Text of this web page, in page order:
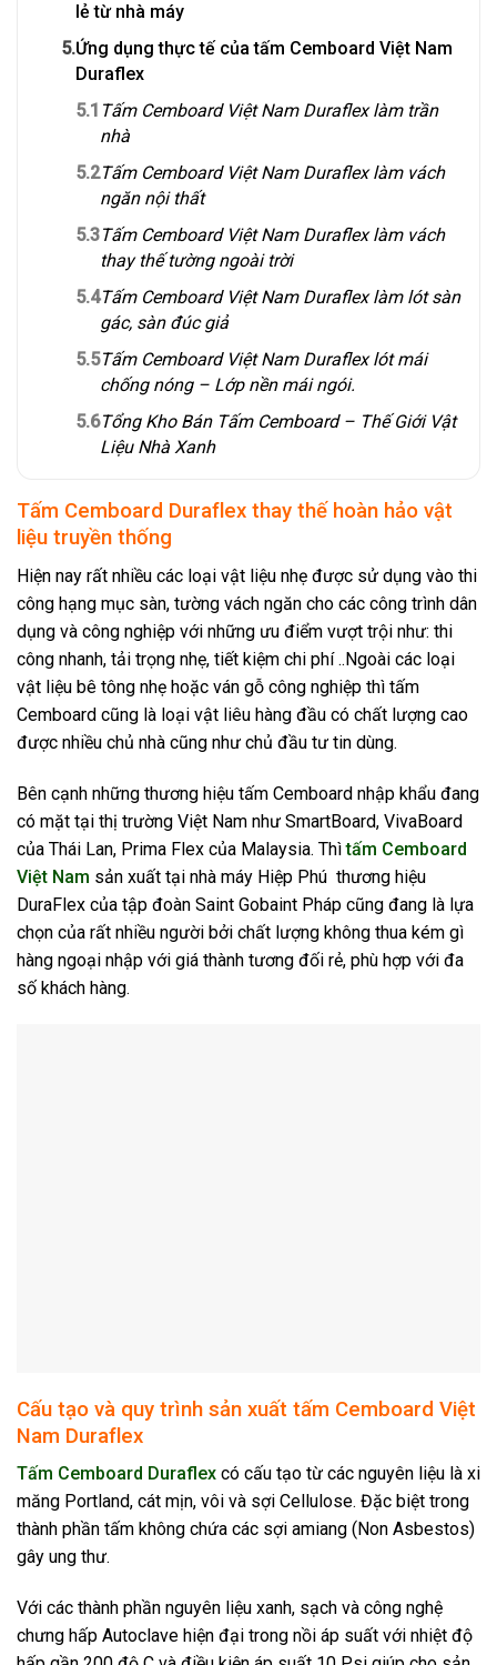
lẻ từ nhà máy
5.Ứng dụng thực tế của tấm Cemboard Việt Nam
Duraflex
5.1 Tấm Cemboard Việt Nam Duraflex làm trần
nhà
5.2Tấm Cemboard Việt Nam Duraflex làm vách
ngăn nội thất
5.3Tấm Cemboard Việt Nam Duraflex làm vách
thay thế tường ngoài trời
5.4Tấm Cemboard Việt Nam Duraflex làm lót sàn
gác, sàn đúc giả
5.5Tấm Cemboard Việt Nam Duraflex lót mái
chống nóng – Lớp nền mái ngói.
5.6Tổng Kho Bán Tấm Cemboard – Thế Giới Vật
Liệu Nhà Xanh
Tấm Cemboard Duraflex thay thế hoàn hảo vật
liệu truyền thống
Hiện nay rất nhiều các loại vật liệu nhẹ được sử dụng vào thi
công hạng mục sàn, tường vách ngăn cho các công trình dân
dụng và công nghiệp với những ưu điểm vượt trội như: thi
công nhanh, tải trọng nhẹ, tiết kiệm chi phí ..Ngoài các loại
vật liệu bê tông nhẹ hoặc ván gỗ công nghiệp thì tấm
Cemboard cũng là loại vật liêu hàng đầu có chất lượng cao
được nhiều chủ nhà cũng như chủ đầu tư tin dùng.
Bên cạnh những thương hiệu tấm Cemboard nhập khẩu đang
có mặt tại thị trường Việt Nam như SmartBoard, VivaBoard
của Thái Lan, Prima Flex của Malaysia. Thìtấm Cemboard
Việt Nam sản xuất tại nhà máy Hiệp Phú thương hiệu
DuraFlex của tập đoàn Saint Gobaint Pháp cũng đang là lựa
chọn của rất nhiều người bởi chất lượng không thua kém gì
hàng ngoại nhập với giá thành tương đối rẻ, phù hợp với đa
số khách hàng.
Cấu tạo và quy trình sản xuất tấm Cemboard Việt
Nam Duraflex
Tấm Cemboard Duraflex có cấu tạo từ các nguyên liệu là xi
măng Portland, cát mịn, vôi và sợi Cellulose. Đặc biệt trong
thành phần tấm không chứa các sợi amiang (Non Asbestos)
gây ung thư.
Với các thành phần nguyên liệu xanh, sạch và công nghệ
chưng hấp Autoclave hiện đại trong nồi áp suất với nhiệt độ